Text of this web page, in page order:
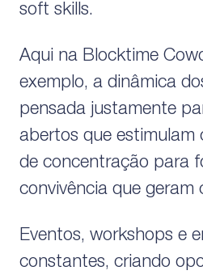
soft skills.
Aqui na Blocktime
exemplo, a dinâmica
pensada justamente
abertos que estimulam
de concentração para
convivência que geram
Eventos, workshops e
constantes, criando